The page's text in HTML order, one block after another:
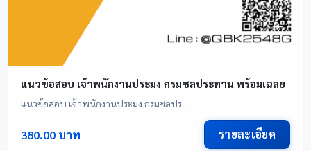
แนวข้อสอบ เจ้าพนักงานประมง กรมชลประทาน พร้อมเฉลย
แนวข้อสอบ เจ้าพนักงานประมง กรมชลปร...
380.00 บาท รายละเอียด